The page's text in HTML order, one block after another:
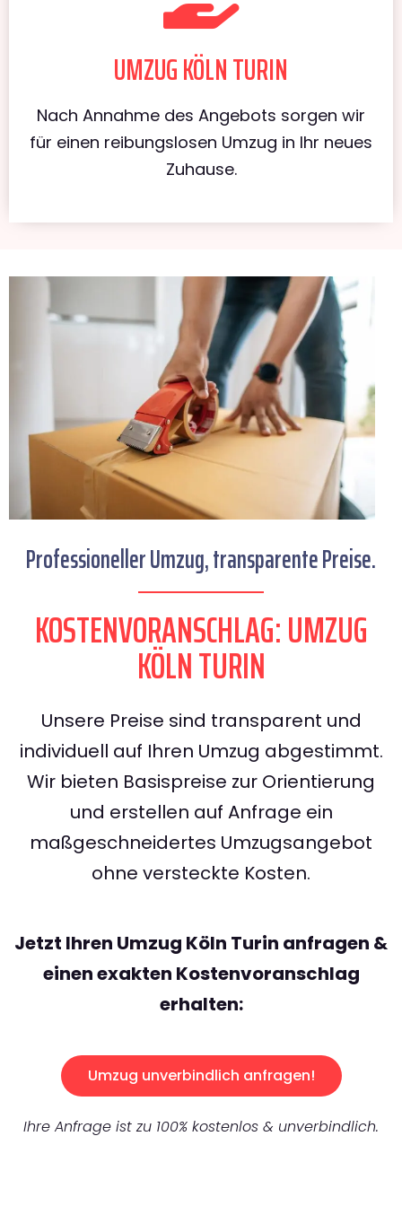
UMZUG KÖLN TURIN
Nach Annahme des Angebots sorgen wir
für einen reibungslosen Umzug in Ihr neues
Zuhause.
Professioneller Umzug, transparente Preise.
KOSTENVORANSCHLAG: UMZUG
KÖLN TURIN
Unsere Preise sind transparent und
individuell auf Ihren Umzug abgestimmt.
Wir bieten Basispreise zur Orientierung
und erstellen auf Anfrage ein
maßgeschneidertes Umzugsangebot
ohne versteckte Kosten.
Jetzt Ihren Umzug Köln Turin anfragen &
einen exakten Kostenvoranschlag
erhalten:
Umzug unverbindlich anfragen!
Ihre Anfrage ist zu 100% kostenlos & unverbindlich.